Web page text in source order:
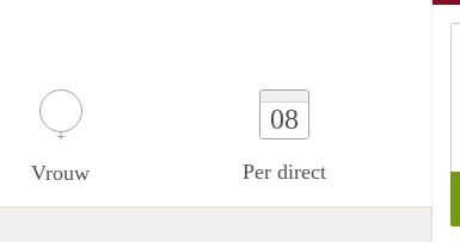
Vrouw
08
Per direct